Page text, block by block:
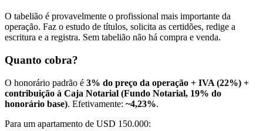
O tabelião é provavelmente o profissional mais importante da
operação. Faz o estudo de títulos, solicita as certidões, redige a
escritura e a registra. Sem tabelião não há compra e venda.
Quanto cobra?
O honorário padrão é 3% do preço da operação + IVA (22%) +
contribuição à Caja Notarial (Fundo Notarial, 19% do
honorário base). Efetivamente: ~4,23%.
Para um apartamento de USD 150.000: